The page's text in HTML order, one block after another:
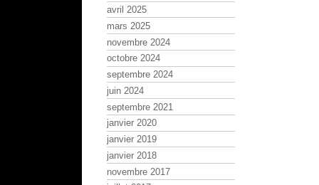
avril 2025
mars 2025
novembre 2024
octobre 2024
septembre 2024
juin 2024
septembre 2021
janvier 2020
janvier 2019
janvier 2018
novembre 2017